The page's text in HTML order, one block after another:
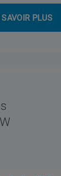
SAVOIR PLUS